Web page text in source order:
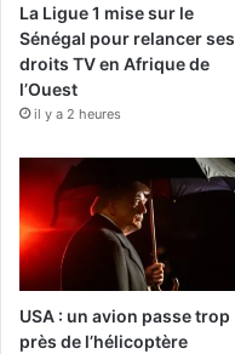
La Ligue 1 mise sur le
Sénégal pour relancer ses
droits TV en Afrique de
l’Ouest
il y a 2 heures
USA : un avion passe trop
près de l’hélicoptère